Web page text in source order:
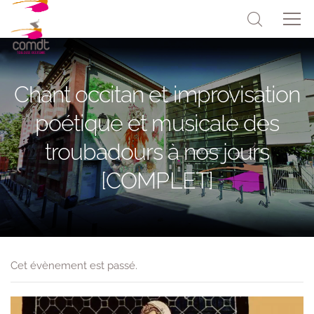
Chant occitan et improvisation
poétique et musicale des
troubadours à nos jours
[COMPLET]
Cet évènement est passé.